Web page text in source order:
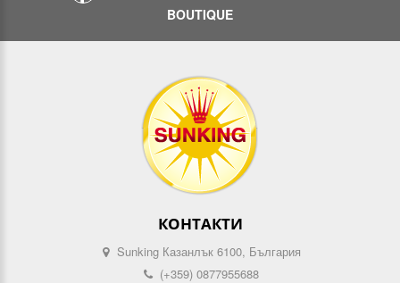
BOUTIQUE
КОНТАКТИ
Sunking Казанлък 6100, България
(+359) 0877955688